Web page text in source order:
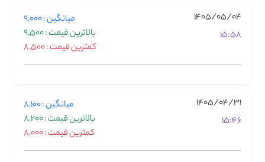
1405/05/04
15:58
میانگین : 9,000
بالاترین قیمت : 9,500
کمترین قیمت : 8,500
1405/04/31
15:46
میانگین : 8,100
بالاترین قیمت : 8,200
کمترین قیمت : 8,000